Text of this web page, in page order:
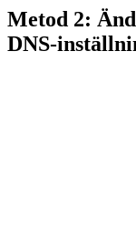
Metod 2:
DNS-